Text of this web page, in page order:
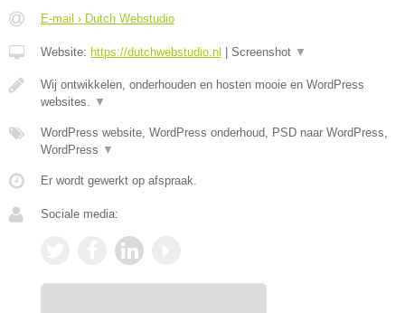
E-mail › Dutch Webstudio
Website: https://dutchwebstudio.nl Screenshot ▼
Wij ontwikkelen, onderhouden en hosten mooie en WordPress
websites.
▼
WordPress website, WordPress onderhoud, PSD naar WordPress,
WordPress ▼
Er wordt gewerkt op afspraak.
Sociale media: